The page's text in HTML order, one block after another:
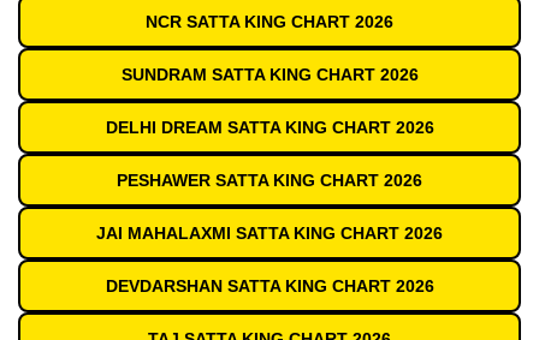
NCR SATTA KING CHART 2026
SUNDRAM SATTA KING CHART 2026
DELHI DREAM SATTA KING CHART 2026
PESHAWER SATTA KING CHART 2026
JAI MAHALAXMI SATTA KING CHART 2026
DEVDARSHAN SATTA KING CHART 2026